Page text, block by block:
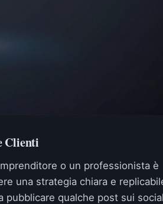
Clienti
o un professionista è
una strategia chiara e
qualche post sui